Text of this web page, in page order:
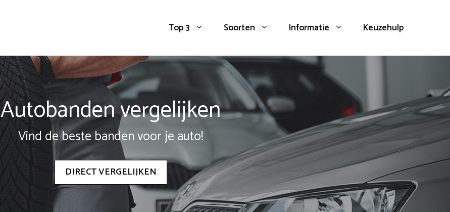
Top 3 Soorten Informatie Keuzehulp
Autobanden vergelijken
Vind de beste banden voor je auto!
DIRECT VERGELIJKEN